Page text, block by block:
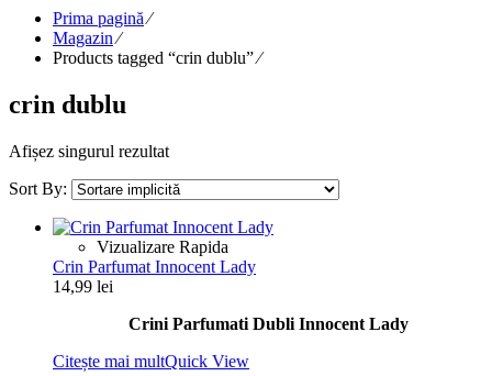
Prima pagină⁄
Magazin ⁄
Products tagged “crin dublu”⁄
crin dublu
Afișez singurul rezultat
Sort By:
Vizualizare Rapida
Crin Parfumat Innocent Lady
14,99 lei
Crini Parfumati Dubli Innocent Lady
Citește mai multQuick View